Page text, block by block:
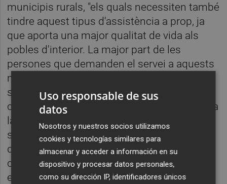
municipis rurals, "els quals necessiten també
tindre aquest tipus d'assistència a prop, ja
que aporta una major qualitat de vida als
pobles d'interior. La major part de les
persones que demanden el servei a aquests
municipis són majors i no poden desplaçar-
se a les ciutats", argumenta. En aquests
casos el desafiament més comú que arriba a
la consulta és la pèrdua de pes i el
seguiment d'una dieta equilibrada amb la
qual combatre malalties com la diabetis o el
colesterol. El servei se centra en aquest cas
en la disciplina de la nutrició clínica, que
Uso responsable de sus
datos
Nosotros y nuestros socios utilizamos
cookies y tecnologías similares para
almacenar y acceder a información en su
dispositivo y procesar datos personales,
como su dirección IP, identificadores únicos